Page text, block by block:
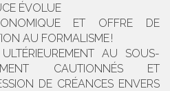
ÉVOLUE
ET OFFRE DE
AU FORMALISME !
AU SOUS-
CAUTIONNÉS ET
DE CRÉANCES ENVERS